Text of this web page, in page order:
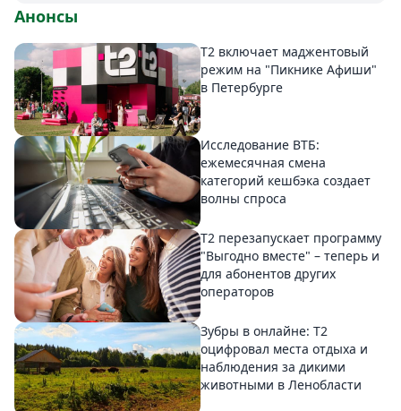
Анонсы
Т2 включает маджентовый
режим на "Пикнике Афиши"
в Петербурге
Исследование ВТБ:
ежемесячная смена
категорий кешбэка создает
волны спроса
Т2 перезапускает программу
"Выгодно вместе" – теперь и
для абонентов других
операторов
Зубры в онлайне: Т2
оцифровал места отдыха и
наблюдения за дикими
животными в Ленобласти